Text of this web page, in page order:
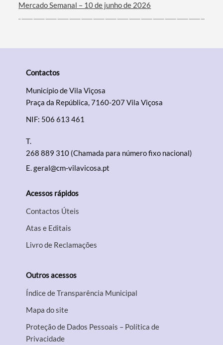
Mercado Semanal – 10 de junho de 2026
Contactos
Município de Vila Viçosa
Praça da República, 7160-207 Vila Viçosa
NIF: 506 613 461
T.
268 889 310 (Chamada para número fixo nacional)
E.geral@cm-vilavicosa.pt
Acessos rápidos
Contactos Úteis
Atas e Editais
Livro de Reclamações
Outros acessos
Índice de Transparência Municipal
Mapa do site
Proteção de Dados Pessoais – Política de
Privacidade